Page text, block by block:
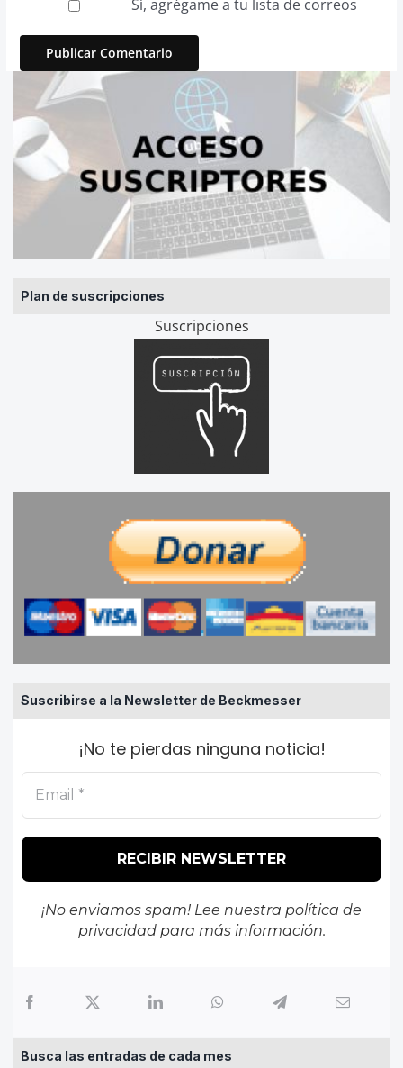
Plan de suscripciones
Suscripciones
Suscribirse a la Newsletter de Beckmesser
¡No te pierdas ninguna noticia!
¡No enviamos spam! Lee nuestra política de
privacidadpara más información.
Busca las entradas de cada mes
Sí, agrégame a tu lista de correos